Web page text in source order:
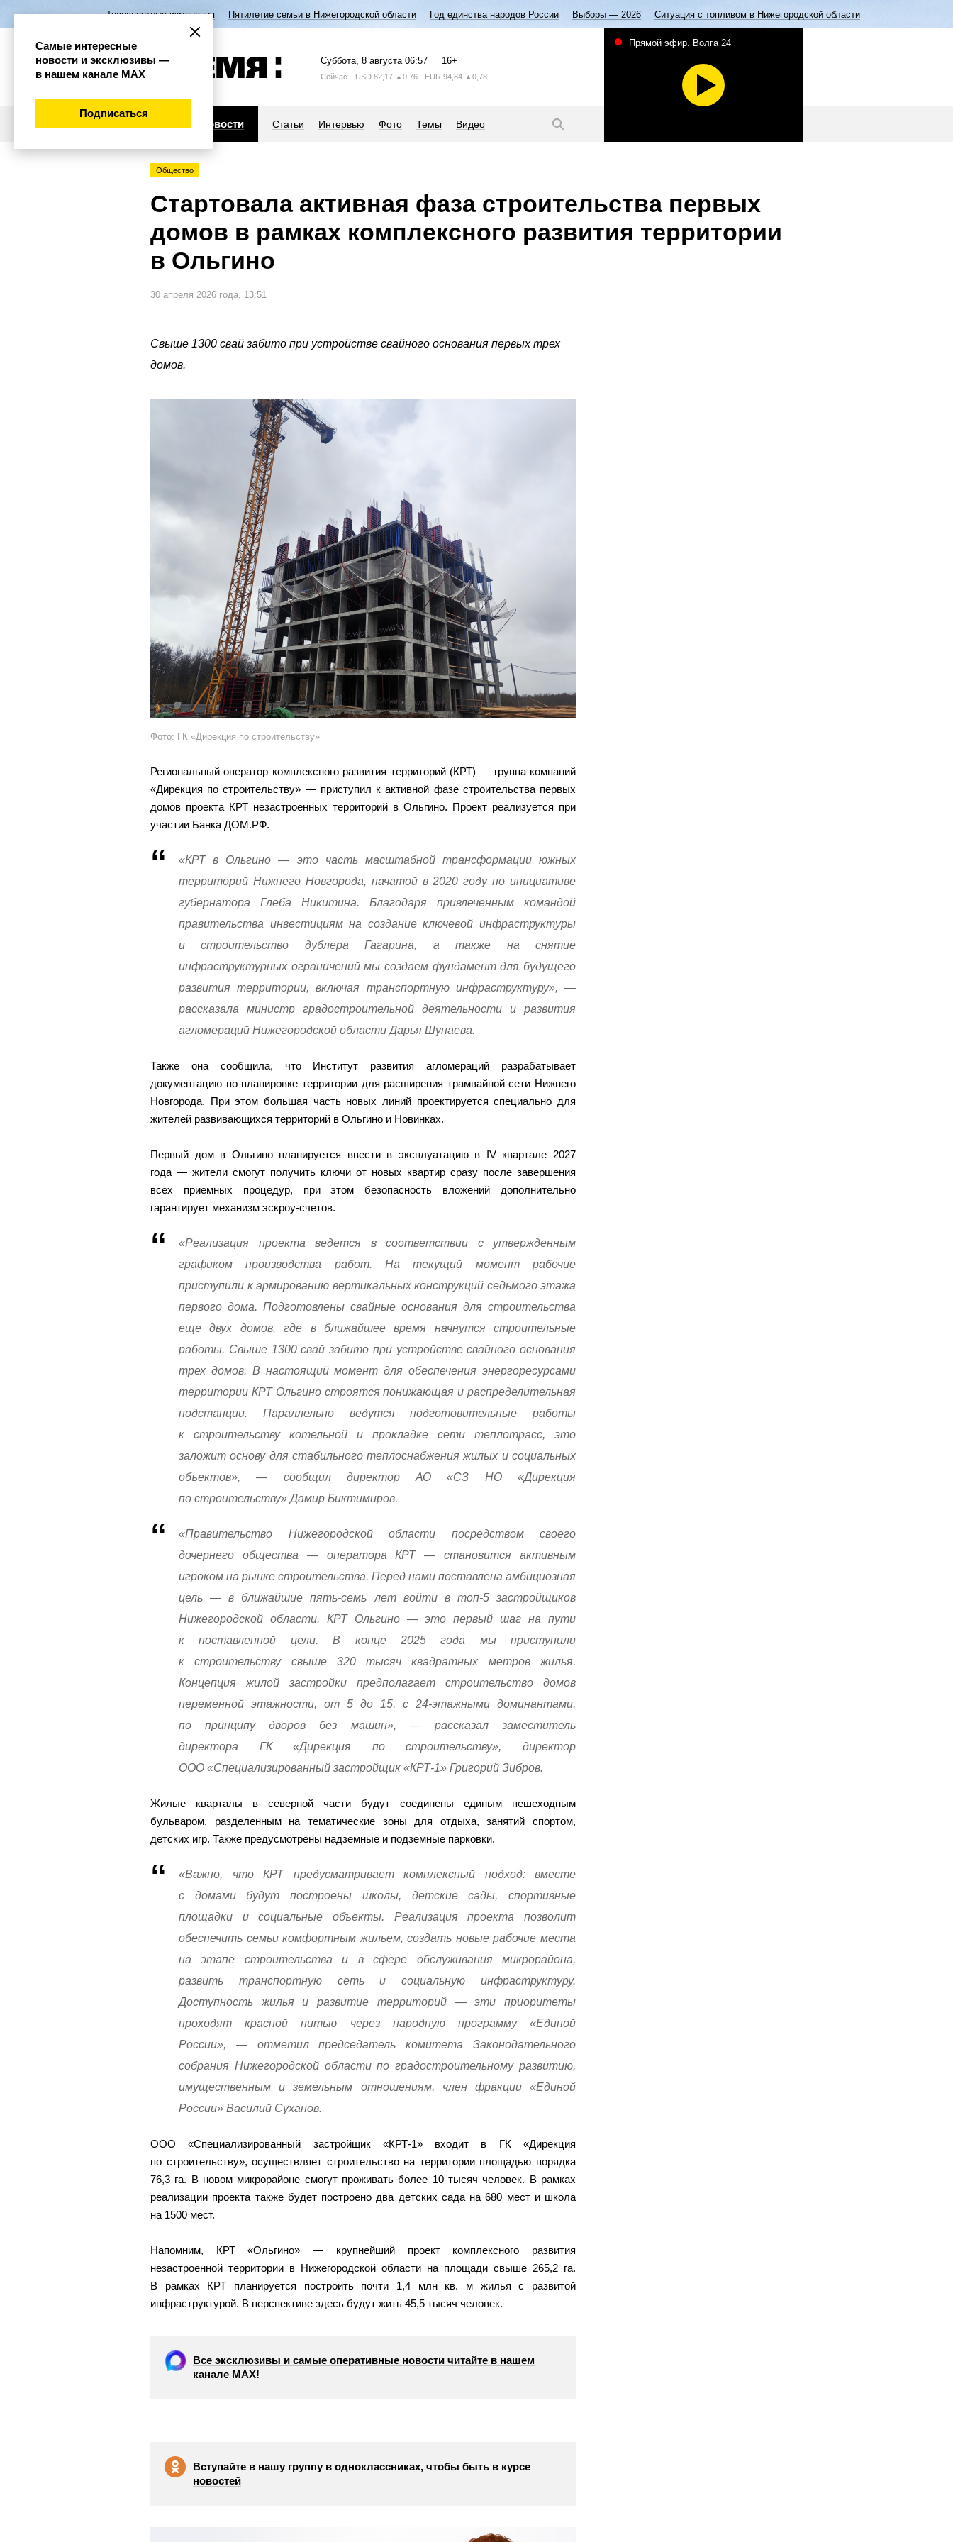
Транспортные изменения Пятилетие семьи в Нижегородской области Год единства народов России Выборы — 2026 Ситуация с топливом в Нижегородской области
Суббота, 8 августа 06:57 16+
Сейчас USD 82,17 ▲0,76 EUR 94,84 ▲0,78
Новости Статьи Интервью Фото Темы Видео
Прямой эфир. Волга 24
Общество
Стартовала активная фаза строительства первых
домов в рамках комплексного развития территории
в Ольгино
30 апреля 2026 года, 13:51
Свыше 1300 свай забито при устройстве свайного основания первых трех
домов.
Фото: ГК «Дирекция по строительству»
Региональный оператор комплексного развития территорий (КРТ) — группа компаний
«Дирекция по строительству» — приступил к активной фазе строительства первых
домов проекта КРТ незастроенных территорий в Ольгино. Проект реализуется при
участии Банка ДОМ.РФ.
«КРТ в Ольгино — это часть масштабной трансформации южных
территорий Нижнего Новгорода, начатой в 2020 году по инициативе
губернатора Глеба Никитина. Благодаря привлеченным командой
правительства инвестициям на создание ключевой инфраструктуры
и строительство дублера Гагарина, а также на снятие
инфраструктурных ограничений мы создаем фундамент для будущего
развития территории, включая транспортную инфраструктуру», —
рассказала министр градостроительной деятельности и развития
агломераций Нижегородской области Дарья Шунаева.
Также она сообщила, что Институт развития агломераций разрабатывает
документацию по планировке территории для расширения трамвайной сети Нижнего
Новгорода. При этом большая часть новых линий проектируется специально для
жителей развивающихся территорий в Ольгино и Новинках.
Первый дом в Ольгино планируется ввести в эксплуатацию в IV квартале 2027
года — жители смогут получить ключи от новых квартир сразу после завершения
всех приемных процедур, при этом безопасность вложений дополнительно
гарантирует механизм эскроу-счетов.
«Реализация проекта ведется в соответствии с утвержденным
графиком производства работ. На текущий момент рабочие
приступили к армированию вертикальных конструкций седьмого этажа
первого дома. Подготовлены свайные основания для строительства
еще двух домов, где в ближайшее время начнутся строительные
работы. Свыше 1300 свай забито при устройстве свайного основания
трех домов. В настоящий момент для обеспечения энергоресурсами
территории КРТ Ольгино строятся понижающая и распределительная
подстанции. Параллельно ведутся подготовительные работы
к строительству котельной и прокладке сети теплотрасс, это
заложит основу для стабильного теплоснабжения жилых и социальных
объектов», — сообщил директор АО «СЗ НО «Дирекция
по строительству» Дамир Биктимиров.
«Правительство Нижегородской области посредством своего
дочернего общества — оператора КРТ — становится активным
игроком на рынке строительства. Перед нами поставлена амбициозная
цель — в ближайшие пять-семь лет войти в топ-5 застройщиков
Нижегородской области. КРТ Ольгино — это первый шаг на пути
к поставленной цели. В конце 2025 года мы приступили
к строительству свыше 320 тысяч квадратных метров жилья.
Концепция жилой застройки предполагает строительство домов
переменной этажности, от 5 до 15, с 24-этажными доминантами,
по принципу дворов без машин», — рассказал заместитель
директора ГК «Дирекция по строительству», директор
ООО «Специализированный застройщик «КРТ-1» Григорий Зибров.
Жилые кварталы в северной части будут соединены единым пешеходным
бульваром, разделенным на тематические зоны для отдыха, занятий спортом,
детских игр. Также предусмотрены надземные и подземные парковки.
«Важно, что КРТ предусматривает комплексный подход: вместе
с домами будут построены школы, детские сады, спортивные
площадки и социальные объекты. Реализация проекта позволит
обеспечить семьи комфортным жильем, создать новые рабочие места
на этапе строительства и в сфере обслуживания микрорайона,
развить транспортную сеть и социальную инфраструктуру.
Доступность жилья и развитие территорий — эти приоритеты
проходят красной нитью через народную программу «Единой
России», — отметил председатель комитета Законодательного
собрания Нижегородской области по градостроительному развитию,
имущественным и земельным отношениям, член фракции «Единой
России» Василий Суханов.
ООО «Специализированный застройщик «КРТ-1» входит в ГК «Дирекция
по строительству», осуществляет строительство на территории площадью порядка
76,3 га. В новом микрорайоне смогут проживать более 10 тысяч человек. В рамках
реализации проекта также будет построено два детских сада на 680 мест и школа
на 1500 мест.
Напомним, КРТ «Ольгино» — крупнейший проект комплексного развития
незастроенной территории в Нижегородской области на площади свыше 265,2 га.
В рамках КРТ планируется построить почти 1,4 млн кв. м жилья с развитой
инфраструктурой. В перспективе здесь будут жить 45,5 тысяч человек.
Все эксклюзивы и самые оперативные новости читайте в нашем
канале МАХ!
Вступайте в нашу группу в одноклассниках, чтобы быть в курсе
новостей
Самые интересные
новости и эксклюзивы —
в нашем канале МАХ
Подписаться